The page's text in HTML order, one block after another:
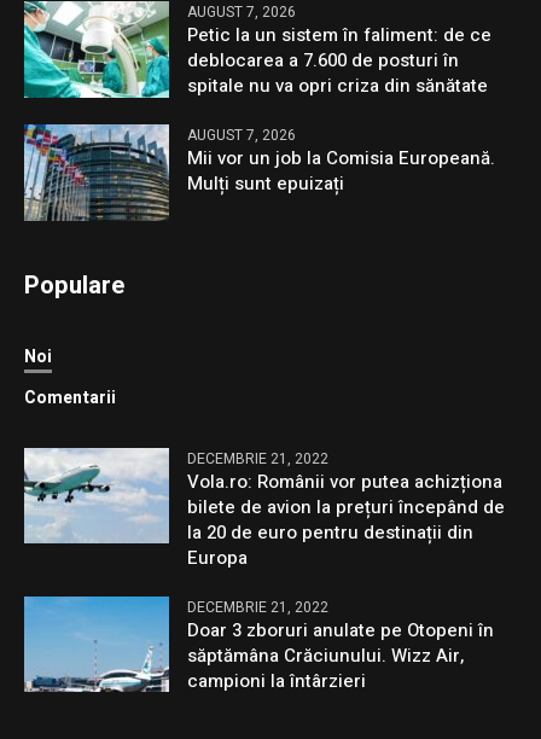
AUGUST 7, 2026
Petic la un sistem în faliment: de ce
deblocarea a 7.600 de posturi în
spitale nu va opri criza din sănătate
AUGUST 7, 2026
Mii vor un job la Comisia Europeană.
Mulți sunt epuizați
Populare
Noi
Comentarii
DECEMBRIE 21, 2022
Vola.ro: Românii vor putea achizționa
bilete de avion la prețuri începând de
la 20 de euro pentru destinații din
Europa
DECEMBRIE 21, 2022
Doar 3 zboruri anulate pe Otopeni în
săptămâna Crăciunului. Wizz Air,
campioni la întârzieri